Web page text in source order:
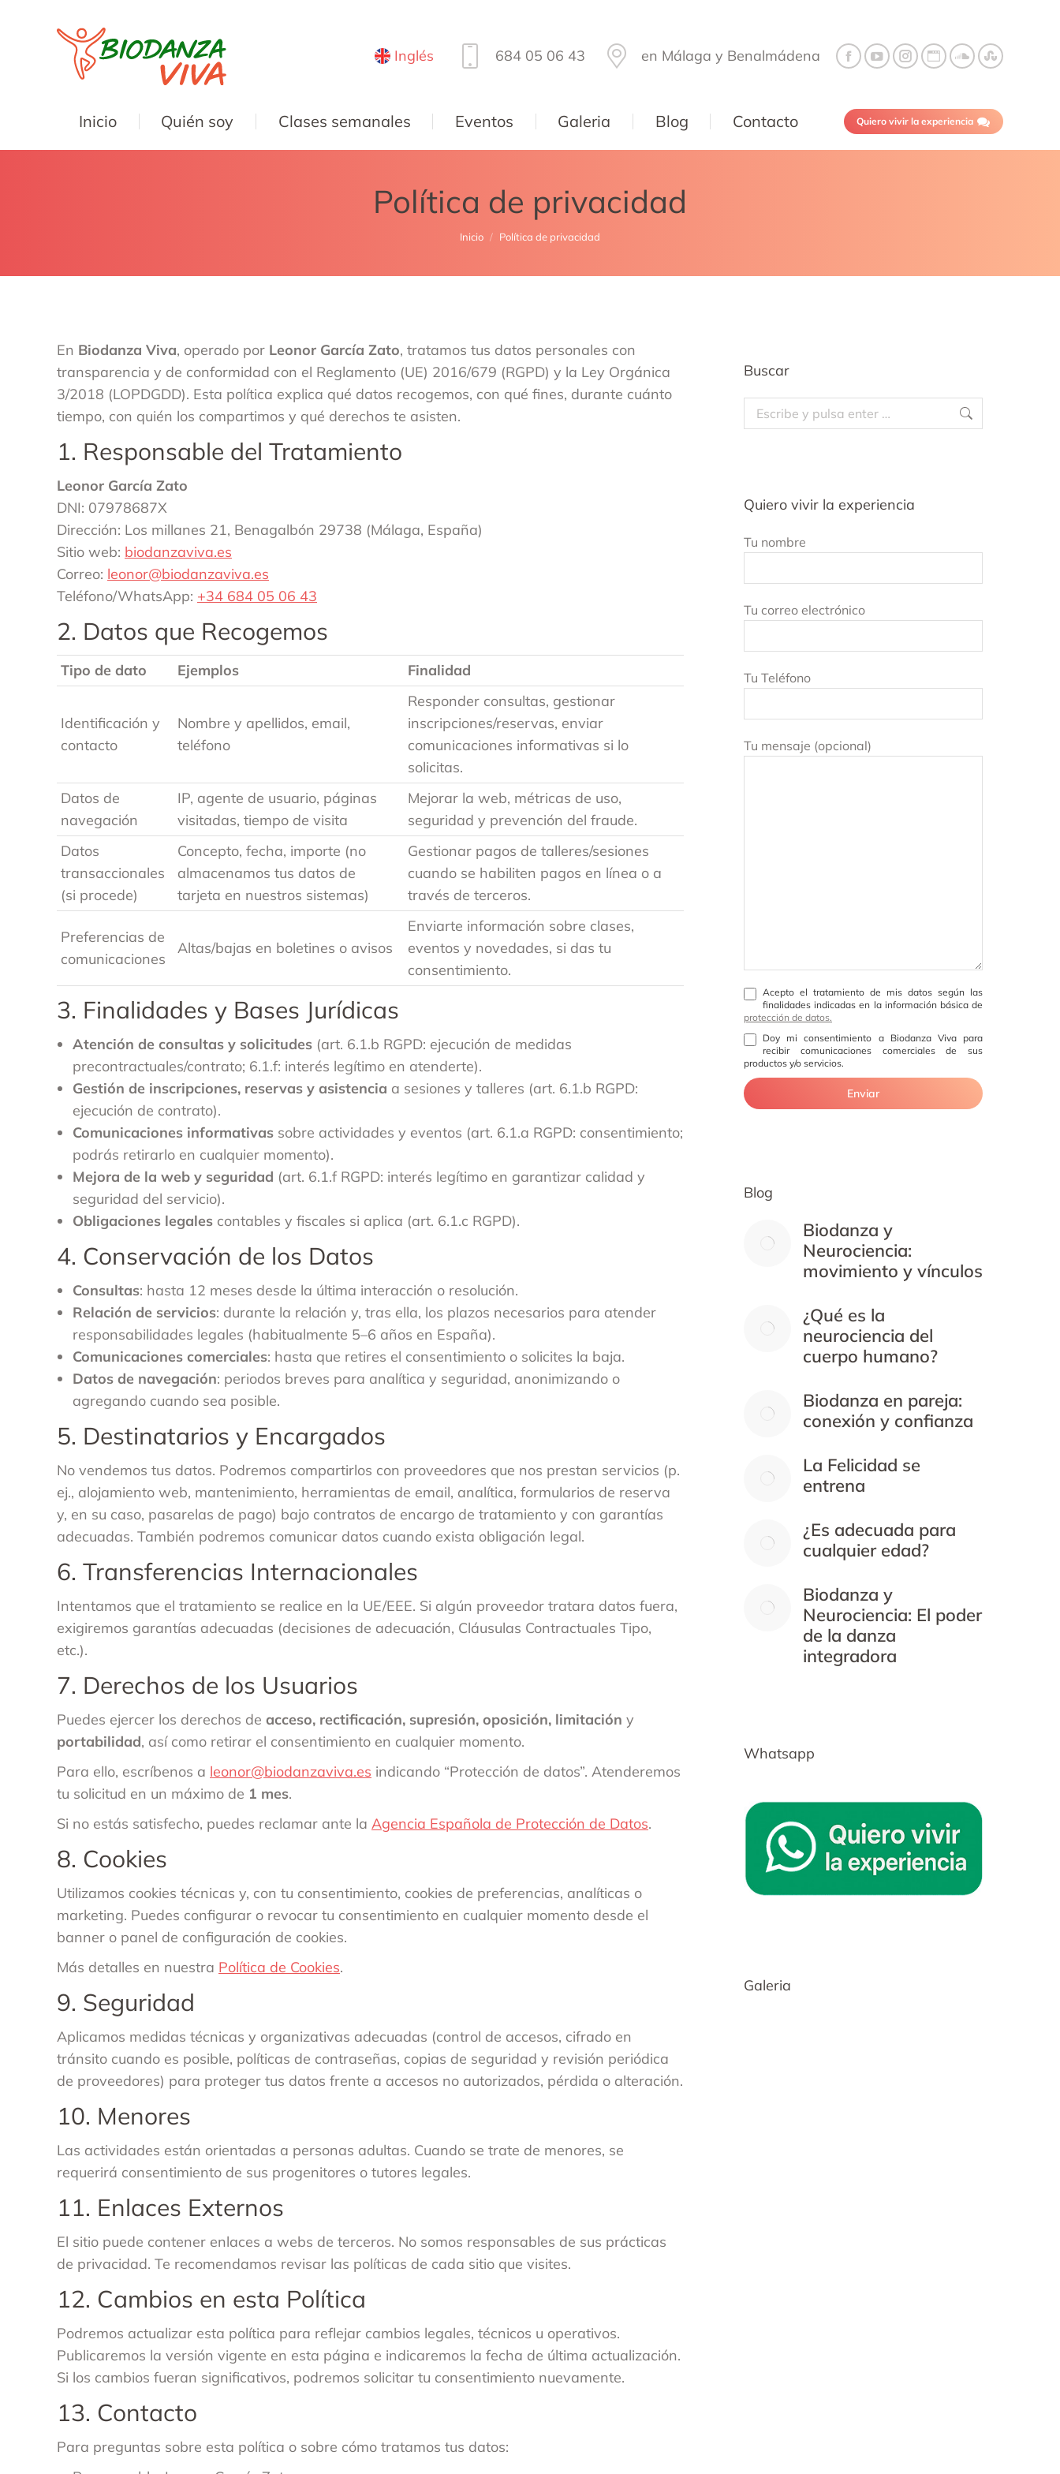
Inglés 684 05 06 43 en Málaga y Benalmádena
Inicio Quién soy Clases semanales Eventos Galeria Blog Contacto Quiero vivir la experiencia
Política de privacidad
Estás aquí:
Inicio Política de privacidad
En Biodanza Viva, operado por Leonor García Zato, tratamos tus datos personales con
transparencia y de conformidad con el Reglamento (UE) 2016/679 (RGPD) y la Ley Orgánica
3/2018 (LOPDGDD). Esta política explica qué datos recogemos, con qué fines, durante cuánto
tiempo, con quién los compartimos y qué derechos te asisten.
1. Responsable del Tratamiento
Leonor García Zato
DNI: 07978687X
Dirección: Los millanes 21, Benagalbón 29738 (Málaga, España)
Sitio web: biodanzaviva.es
Correo: leonor@biodanzaviva.es
Teléfono/WhatsApp: +34 684 05 06 43
2. Datos que Recogemos
Tipo de dato Ejemplos Finalidad
Identificación y
contacto
Nombre y apellidos, email,
teléfono
Responder consultas, gestionar
inscripciones/reservas, enviar
comunicaciones informativas si lo
solicitas.
Datos de
navegación
IP, agente de usuario, páginas
visitadas, tiempo de visita
Mejorar la web, métricas de uso,
seguridad y prevención del fraude.
Datos
transaccionales
(si procede)
Concepto, fecha, importe (no
almacenamos tus datos de
tarjeta en nuestros sistemas)
Gestionar pagos de talleres/sesiones
cuando se habiliten pagos en línea o a
través de terceros.
Preferencias de
comunicaciones
Altas/bajas en boletines o avisos
Enviarte información sobre clases,
eventos y novedades, si das tu
consentimiento.
3. Finalidades y Bases Jurídicas
Atención de consultas y solicitudes (art. 6.1.b RGPD: ejecución de medidas
precontractuales/contrato; 6.1.f: interés legítimo en atenderte).
Gestión de inscripciones, reservas y asistencia a sesiones y talleres (art. 6.1.b RGPD:
ejecución de contrato).
Comunicaciones informativas sobre actividades y eventos (art. 6.1.a RGPD: consentimiento;
podrás retirarlo en cualquier momento).
Mejora de la web y seguridad (art. 6.1.f RGPD: interés legítimo en garantizar calidad y
seguridad del servicio).
Obligaciones legales contables y fiscales si aplica (art. 6.1.c RGPD).
4. Conservación de los Datos
Consultas: hasta 12 meses desde la última interacción o resolución.
Relación de servicios: durante la relación y, tras ella, los plazos necesarios para atender
responsabilidades legales (habitualmente 5–6 años en España).
Comunicaciones comerciales: hasta que retires el consentimiento o solicites la baja.
Datos de navegación: periodos breves para analítica y seguridad, anonimizando o
agregando cuando sea posible.
5. Destinatarios y Encargados
No vendemos tus datos. Podremos compartirlos con proveedores que nos prestan servicios (p.
ej., alojamiento web, mantenimiento, herramientas de email, analítica, formularios de reserva
y, en su caso, pasarelas de pago) bajo contratos de encargo de tratamiento y con garantías
adecuadas. También podremos comunicar datos cuando exista obligación legal.
6. Transferencias Internacionales
Intentamos que el tratamiento se realice en la UE/EEE. Si algún proveedor tratara datos fuera,
exigiremos garantías adecuadas (decisiones de adecuación, Cláusulas Contractuales Tipo,
etc.).
7. Derechos de los Usuarios
Puedes ejercer los derechos de acceso, rectificación, supresión, oposición, limitación y
portabilidad, así como retirar el consentimiento en cualquier momento.
Para ello, escríbenos a leonor@biodanzaviva.es indicando “Protección de datos”. Atenderemos
tu solicitud en un máximo de 1 mes.
Si no estás satisfecho, puedes reclamar ante la Agencia Española de Protección de Datos.
8. Cookies
Utilizamos cookies técnicas y, con tu consentimiento, cookies de preferencias, analíticas o
marketing. Puedes configurar o revocar tu consentimiento en cualquier momento desde el
banner o panel de configuración de cookies.
Más detalles en nuestra Política de Cookies.
9. Seguridad
Aplicamos medidas técnicas y organizativas adecuadas (control de accesos, cifrado en
tránsito cuando es posible, políticas de contraseñas, copias de seguridad y revisión periódica
de proveedores) para proteger tus datos frente a accesos no autorizados, pérdida o alteración.
10. Menores
Las actividades están orientadas a personas adultas. Cuando se trate de menores, se
requerirá consentimiento de sus progenitores o tutores legales.
11. Enlaces Externos
El sitio puede contener enlaces a webs de terceros. No somos responsables de sus prácticas
de privacidad. Te recomendamos revisar las políticas de cada sitio que visites.
12. Cambios en esta Política
Podremos actualizar esta política para reflejar cambios legales, técnicos u operativos.
Publicaremos la versión vigente en esta página e indicaremos la fecha de última actualización.
Si los cambios fueran significativos, podremos solicitar tu consentimiento nuevamente.
13. Contacto
Para preguntas sobre esta política o sobre cómo tratamos tus datos:
Buscar
Buscar:
Quiero vivir la experiencia
Tu nombre
Tu correo electrónico
Tu Teléfono
Tu mensaje (opcional)
Acepto el tratamiento de mis datos según las
finalidades indicadas en la información básica de
protección de datos.
Doy mi consentimiento a Biodanza Viva para
recibir comunicaciones comerciales de sus
productos y/o servicios.
Blog
Biodanza y
Neurociencia:
movimiento y vínculos
¿Qué es la
neurociencia del
cuerpo humano?
Biodanza en pareja:
conexión y confianza
La Felicidad se
entrena
¿Es adecuada para
cualquier edad?
Biodanza y
Neurociencia: El poder
de la danza
integradora
Whatsapp
Galeria